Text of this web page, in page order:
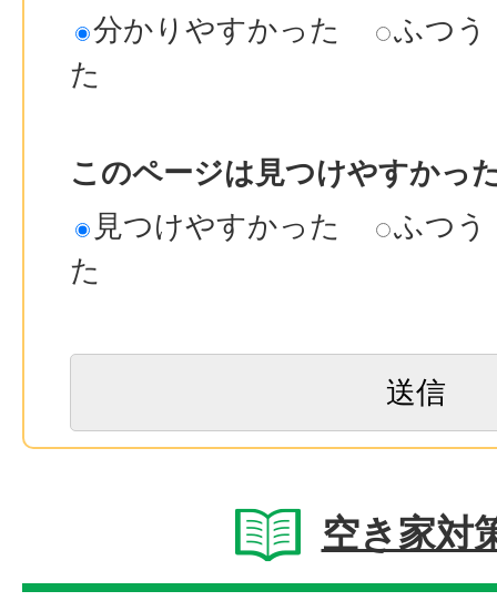
分かりやすかった
ふつう
た
このページは見つけやすかっ
見つけやすかった
ふつう
た
空き家対